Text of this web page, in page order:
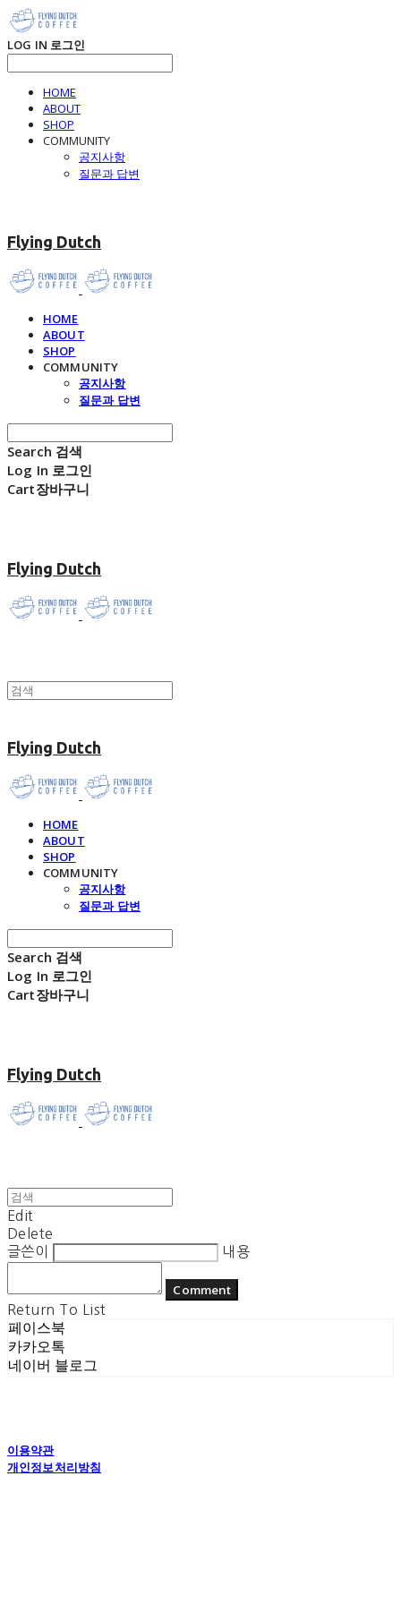
LOG IN 로그인
HOME
ABOUT
SHOP
COMMUNITY
공지사항
질문과 답변
Flying Dutch
HOME
ABOUT
SHOP
COMMUNITY
공지사항
질문과 답변
Search 검색
Log In 로그인
Cart장바구니
Flying Dutch
Flying Dutch
HOME
ABOUT
SHOP
COMMUNITY
공지사항
질문과 답변
Search 검색
Log In 로그인
Cart장바구니
Flying Dutch
Edit
Delete
글쓴이
내용
Comment
Return To List
페이스북
카카오톡
네이버 블로그
이용약관
개인정보처리방침